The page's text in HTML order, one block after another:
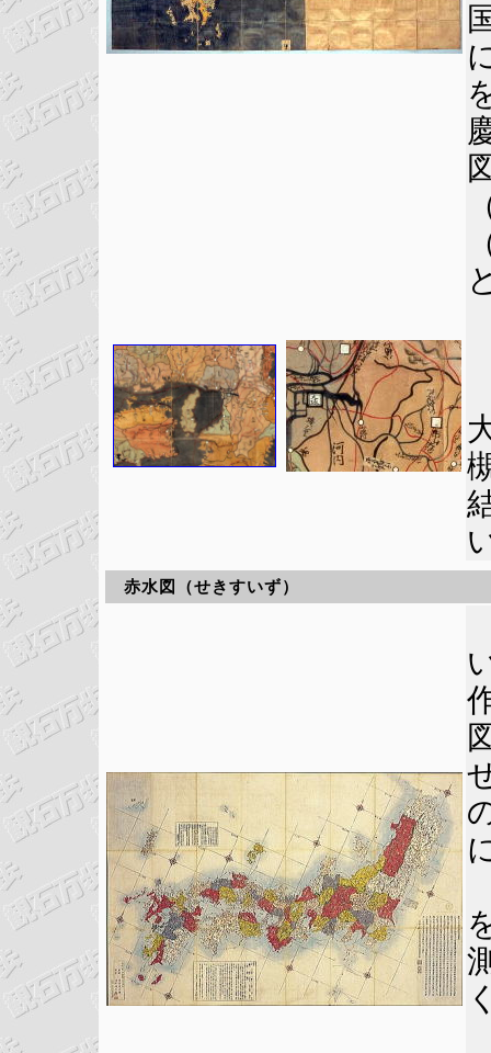
赤水図（せきすいず）